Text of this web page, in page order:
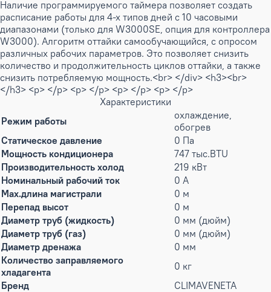
Наличие программируемого таймера позволяет создать
расписание работы для 4-х типов дней с 10 часовыми
диапазонами (только для W3000SE, опция для контроллера
W3000). Алгоритм оттайки самообучающийся, с опросом
различных рабочих параметров. Это позволяет снизить
количество и продолжительность циклов оттайки, а также
снизить потребляемую мощность.<br> </div> <h3><br>
</h3> <p> </p> <p> </p> <p> </p> <p> </p>
Характеристики
Режим работы
охлаждение,
обогрев
Статическое давление
0 Па
Мощность кондиционера
747 тыс.BTU
Производительность холод
219 кВт
Номинальный рабочий ток
0 А
Max.длина магистрали
0 м
Перепад высот
0 м
Диаметр труб (жидкость)
0 мм (дюйм)
Диаметр труб (газ)
0 мм (дюйм)
Диаметр дренажа
0 мм
Количество заправляемого
хладагента
0 кг
Бренд
CLIMAVENETA